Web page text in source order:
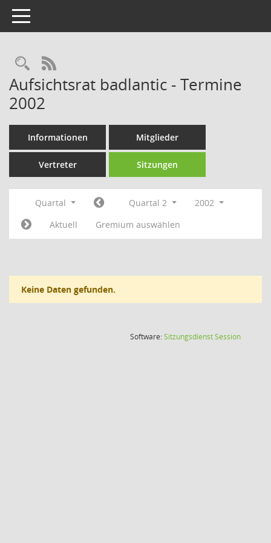
Toggle navigation
Rechercheauswahl
RSS-Feed
Aufsichtsrat badlantic - Termine
2002
Informationen Mitglieder
Vertreter Sitzungen
Quartal Quartal 2
2002
Aktuell
Gremium auswählen
Keine Daten gefunden.
Software:SitzungsdienstSession(Wird in